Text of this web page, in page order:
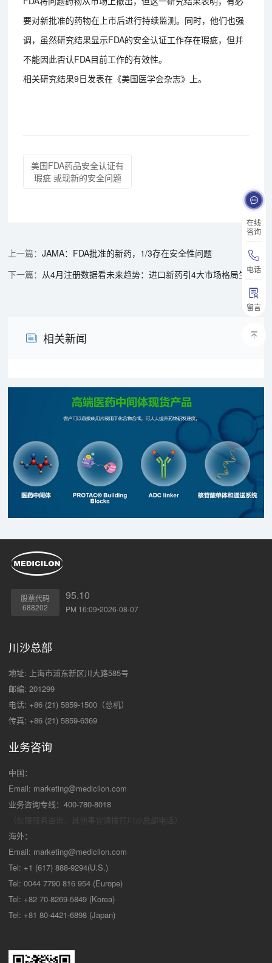
在线
咨询
电话
留言
要对新批准的药物在上市后进行持续监测。同时，他们也强
调，虽然研究结果显示FDA的安全认证工作存在瑕疵，但并
不能因此否认FDA目前工作的有效性。
相关研究结果9日发表在《美国医学会杂志》上。
美国FDA药品安全认证有
瑕疵 或现新的安全问题
JAMA：FDA批准的新药，1/3存在安全性问题
从4月注册数据看未来趋势：进口新药引4大市场格局生变，首仿药竞争下半年有望重启
相关新闻
股票代码
688202
95.10
PM 16:09•2026-08-07
川沙总部
地址: 上海市浦东新区川大路585号
邮编: 201299
电话: +86 (21) 5859-1500（总机）
传真: +86 (21) 5859-6369
业务咨询
中国：
Email: marketing@medicilon.com
业务咨询专线：400-780-8018
海外：
Email: marketing@medicilon.com
Tel: +1 (617) 888-9294(U.S.)
Tel: 0044 7790 816 954 (Europe)
Tel: +82 70-8269-5849 (Korea)
Tel: +81 80-4421-6898 (Japan)